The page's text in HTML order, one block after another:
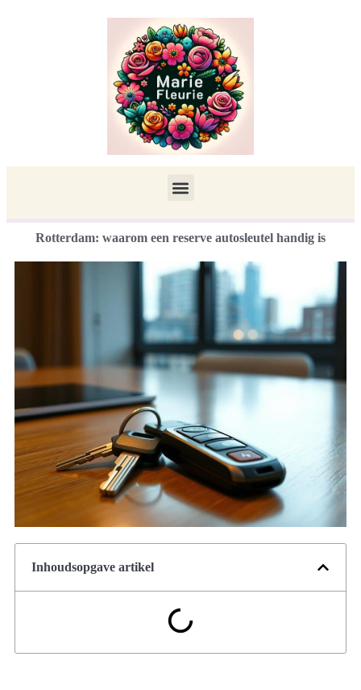
Rotterdam: waarom een reserve autosleutel handig is
Inhoudsopgave artikel